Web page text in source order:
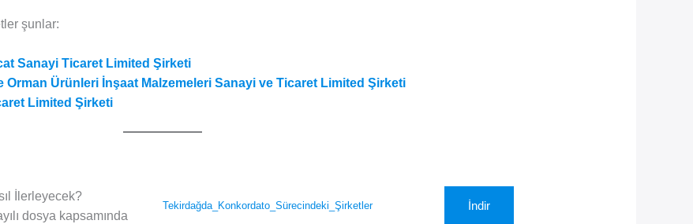
şunlar:
Sanayi Ticaret Limited Şirketi
Orman Ürünleri İnşaat Malzemeleri Sanayi ve Ticaret Limited Şirketi
Limited Şirketi
İlerleyecek?
dosya kapsamında
Tekirdağda_Konkordato_Sürecindeki_Şirketler İndir